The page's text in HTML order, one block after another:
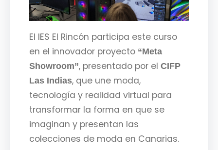
El IES El Rincón participa este curso
en el innovador proyecto “Meta
Showroom”, presentado por el CIFP
Las Indias, que une moda,
tecnología y realidad virtual para
transformar la forma en que se
imaginan y presentan las
colecciones de moda en Canarias.